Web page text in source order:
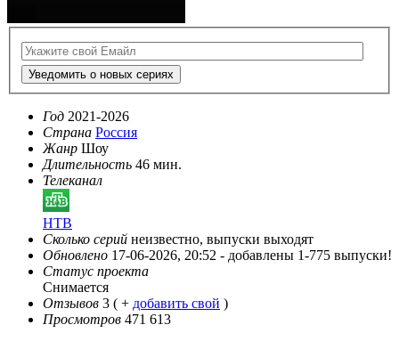
Уведомить о новых сериях
Год 2021-2026
Страна Россия
Жанр Шоу
Длительность 46 мин.
Телеканал
НТВ
Сколько серий неизвестно, выпуски выходят
Обновлено 17-06-2026, 20:52 - добавлены 1-775 выпуски!
Статус проекта
Снимается
Отзывов 3 ( + добавить свой )
Просмотров 471 613